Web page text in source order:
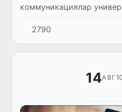
коммуникациялар
2026 ўқув йилига
билимлар учрашадиган
берилди.
2790
14АВГ